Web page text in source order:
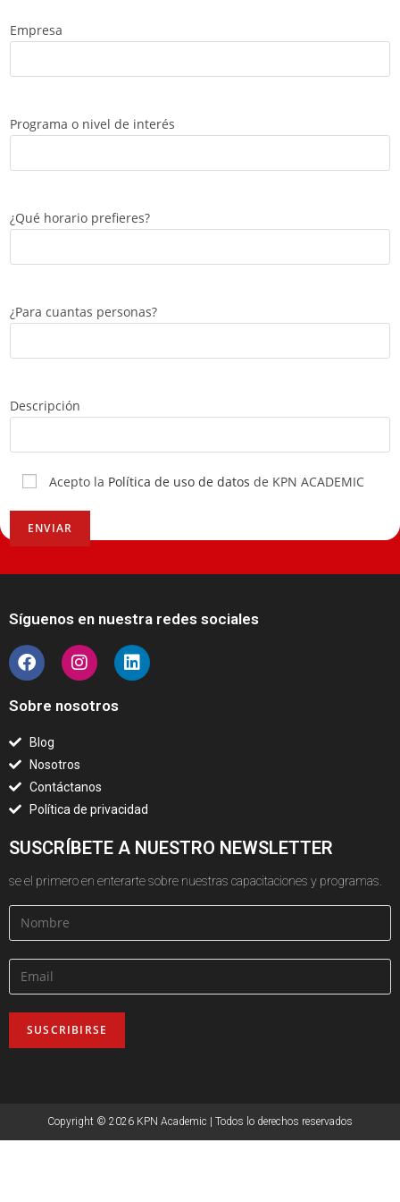
Empresa
Programa o nivel de interés
¿Qué horario prefieres?
¿Para cuantas personas?
Descripción
Acepto la Política de uso de datos de KPN ACADEMIC
Síguenos en nuestra redes sociales
Sobre nosotros
Blog
Nosotros
Contáctanos
Política de privacidad
SU​SCRÍBETE A NUESTRO NEWSLETTER
se el primero en enterarte sobre nuestras capacitaciones y programas.
Copyright © 2026 KPN Academic | Todos lo derechos reservados